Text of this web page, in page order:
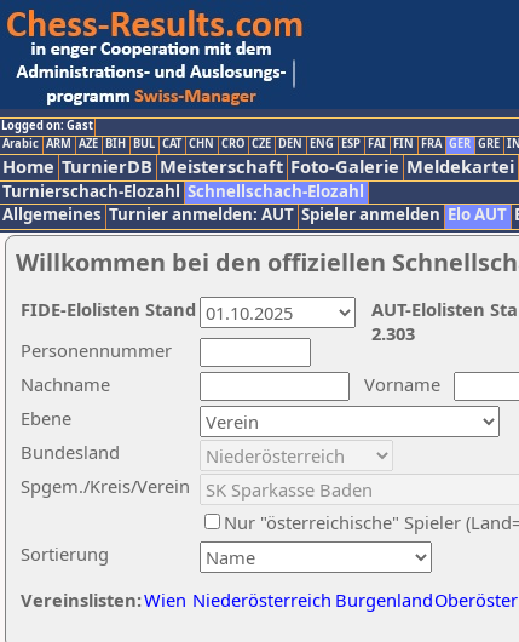
Logged on: Gast
Arabic ARM AZE BIH BUL CAT CHN CRO CZE DEN ENG ESP FAI FIN FRA GER GRE
Home TurnierDB Meisterschaft Foto-Galerie Meldekartei
Turnierschach-Elozahl Schnellschach-Elozahl
Allgemeines Turnier anmelden: AUT Spieler anmelden Elo AUT
Willkommen bei den offiziellen
Nachname
Vorname
Ebene
Sortierung
Personennummer
Bundesland
Spgem./Kreis/Verein
Nur "österreichische" Spieler
Vereinslisten:Wien Niederösterreich Burgenland
AUT-Elolisten
2.303
FIDE-Elolisten Stand